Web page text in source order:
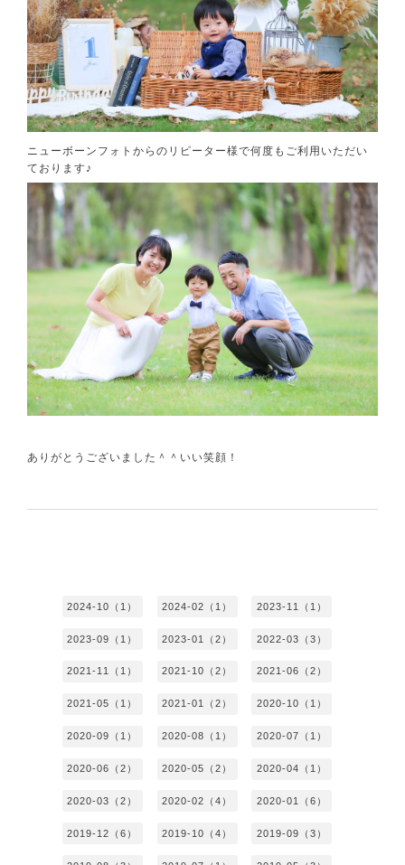
ニューボーンフォトからのリピーター様で何度もご利用いただい
ております♪
ありがとうございました＾＾いい笑顔！
2024-10（1） 2024-02（1） 2023-11（1）
2023-09（1） 2023-01（2） 2022-03（3）
2021-11（1） 2021-10（2） 2021-06（2）
2021-05（1） 2021-01（2） 2020-10（1）
2020-09（1） 2020-08（1） 2020-07（1）
2020-06（2） 2020-05（2） 2020-04（1）
2020-03（2） 2020-02（4） 2020-01（6）
2019-12（6） 2019-10（4） 2019-09（3）